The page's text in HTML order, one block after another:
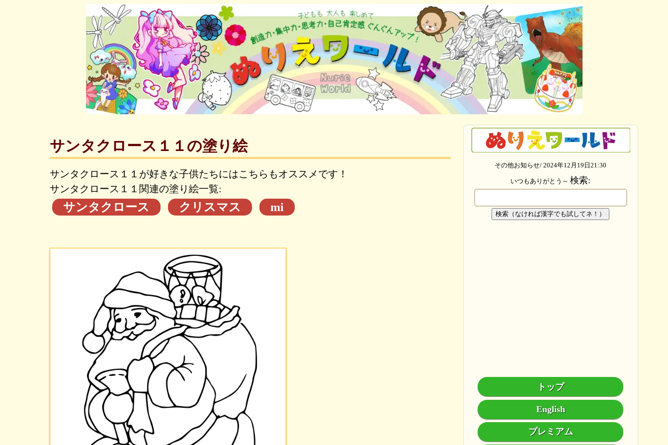
サンタクロース１１の塗り絵
サンタクロース１１が好きな子供たちにはこちらもオススメです！
サンタクロース１１関連の塗り絵一覧:
サンタクロース クリスマス mi
その他お知らせ/ 2024年12月19日21:30
いつもありがとう～検索:
検索（なければ漢字でも試してネ！）
トップ
English
プレミアム